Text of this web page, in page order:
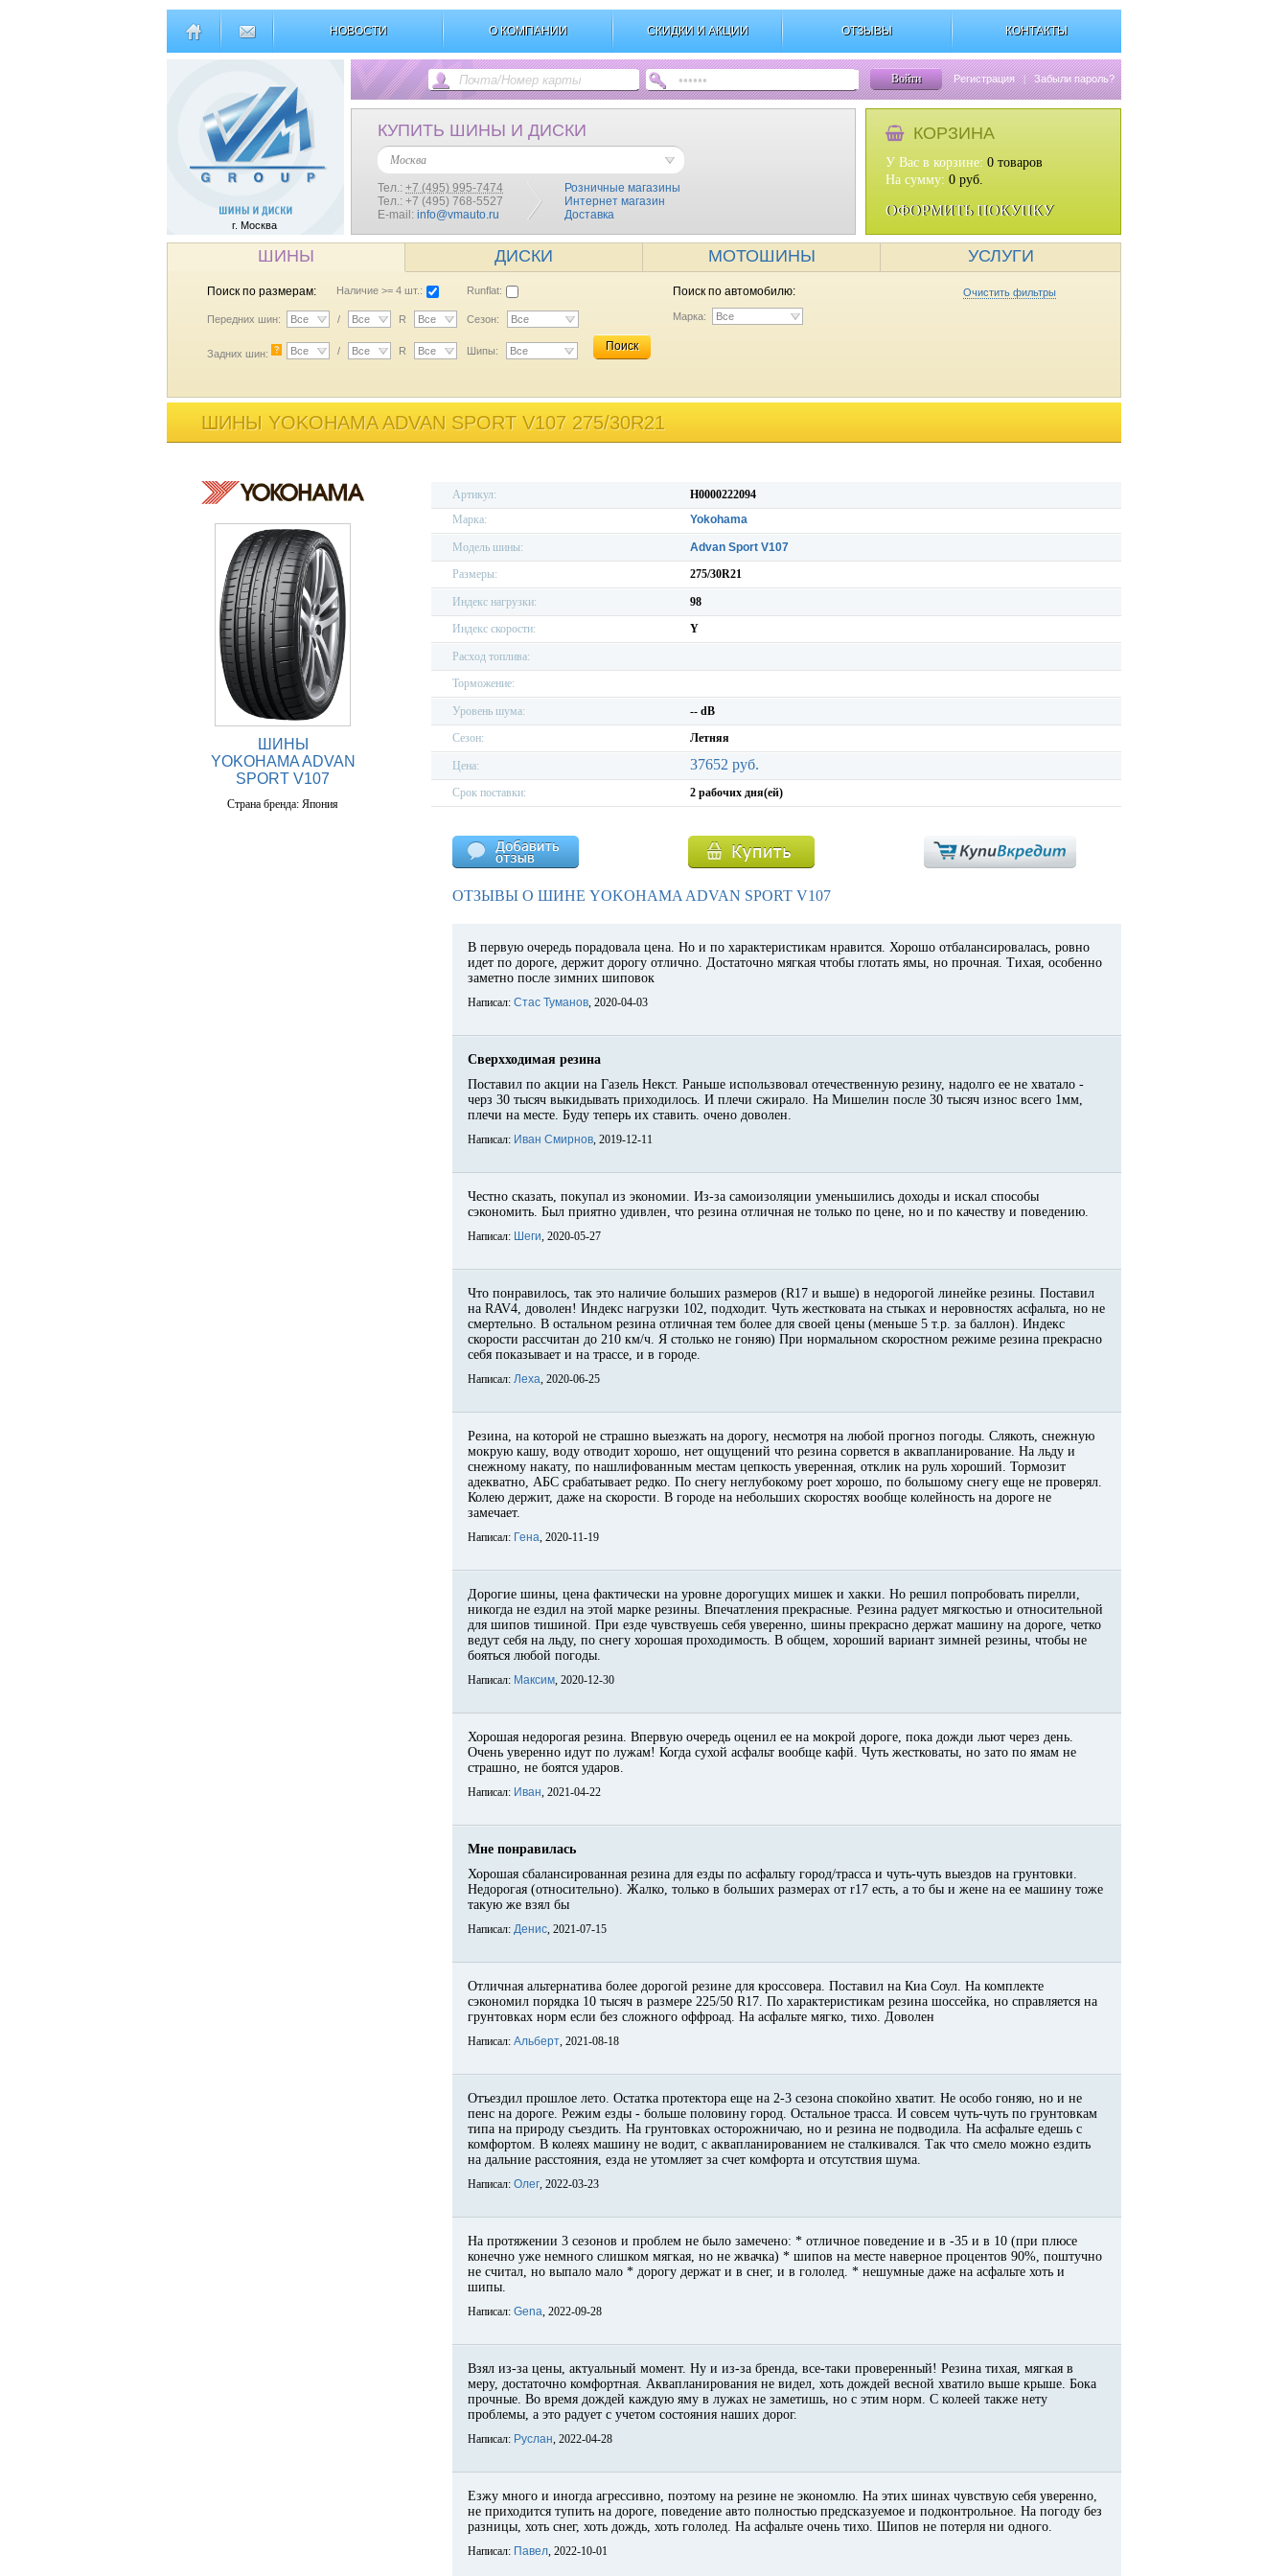
НОВОСТИ О КОМПАНИИ СКИДКИ И АКЦИИ ОТЗЫВЫ КОНТАКТЫ
г. Москва
Войти Регистрация | Забыли пароль?
КУПИТЬ ШИНЫ И ДИСКИ
Москва
Тел.: +7 (495) 995-7474
Тел.: +7 (495) 768-5527
E-mail: info@vmauto.ru
Розничные магазины
Интернет магазин
Доставка
КОРЗИНА
У Вас в корзине: 0 товаров
На сумму: 0 руб.
ОФОРМИТЬ ПОКУПКУ
ШИНЫ ДИСКИ МОТОШИНЫ УСЛУГИ
Поиск по размерам: Наличие >= 4 шт.: Runflat:
Передних шин: Все / Все R Все Сезон: Все
Задних шин: ? Все / Все R Все Шипы: Все Поиск
Поиск по автомобилю: Очистить фильтры
Марка: Все
ШИНЫ YOKOHAMA ADVAN SPORT V107 275/30R21
ШИНЫ
YOKOHAMA ADVAN
SPORT V107
Страна бренда: Япония
Артикул:
H0000222094
Марка:
Yokohama
Модель шины:
Advan Sport V107
Размеры:
275/30R21
Индекс нагрузки:
98
Индекс скорости:
Y
Расход топлива:
Торможение:
Уровень шума:
-- dB
Сезон:
Летняя
Цена: 37652 руб.
Срок поставки: 2 рабочих дня(ей)
ОТЗЫВЫ О ШИНЕ YOKOHAMA ADVAN SPORT V107
В первую очередь порадовала цена. Но и по характеристикам нравится. Хорошо отбалансировалась, ровно
идет по дороге, держит дорогу отлично. Достаточно мягкая чтобы глотать ямы, но прочная. Тихая, особенно
заметно после зимних шиповок
Написал: Стас Туманов, 2020-04-03
Сверхходимая резина
Поставил по акции на Газель Некст. Раньше использвовал отечественную резину, надолго ее не хватало -
черз 30 тысяч выкидывать приходилось. И плечи сжирало. На Мишелин после 30 тысяч износ всего 1мм,
плечи на месте. Буду теперь их ставить. очено доволен.
Написал: Иван Смирнов, 2019-12-11
Честно сказать, покупал из экономии. Из-за самоизоляции уменьшились доходы и искал способы
сэкономить. Был приятно удивлен, что резина отличная не только по цене, но и по качеству и поведению.
Написал: Шеги, 2020-05-27
Что понравилось, так это наличие больших размеров (R17 и выше) в недорогой линейке резины. Поставил
на RAV4, доволен! Индекс нагрузки 102, подходит. Чуть жестковата на стыках и неровностях асфальта, но не
смертельно. В остальном резина отличная тем более для своей цены (меньше 5 т.р. за баллон). Индекс
скорости рассчитан до 210 км/ч. Я столько не гоняю) При нормальном скоростном режиме резина прекрасно
себя показывает и на трассе, и в городе.
Написал: Леха, 2020-06-25
Резина, на которой не страшно выезжать на дорогу, несмотря на любой прогноз погоды. Слякоть, снежную
мокрую кашу, воду отводит хорошо, нет ощущений что резина сорвется в аквапланирование. На льду и
снежному накату, по нашлифованным местам цепкость уверенная, отклик на руль хороший. Тормозит
адекватно, АБС срабатывает редко. По снегу неглубокому роет хорошо, по большому снегу еще не проверял.
Колею держит, даже на скорости. В городе на небольших скоростях вообще колейность на дороге не
замечает.
Написал: Гена, 2020-11-19
Дорогие шины, цена фактически на уровне дорогущих мишек и хакки. Но решил попробовать пирелли,
никогда не ездил на этой марке резины. Впечатления прекрасные. Резина радует мягкостью и относительной
для шипов тишиной. При езде чувствуешь себя уверенно, шины прекрасно держат машину на дороге, четко
ведут себя на льду, по снегу хорошая проходимость. В общем, хороший вариант зимней резины, чтобы не
бояться любой погоды.
Написал: Максим, 2020-12-30
Хорошая недорогая резина. Впервую очередь оценил ее на мокрой дороге, пока дожди льют через день.
Очень уверенно идут по лужам! Когда сухой асфальт вообще кафй. Чуть жестковаты, но зато по ямам не
страшно, не боятся ударов.
Написал: Иван, 2021-04-22
Мне понравилась
Хорошая сбалансированная резина для езды по асфальту город/трасса и чуть-чуть выездов на грунтовки.
Недорогая (относительно). Жалко, только в больших размерах от r17 есть, а то бы и жене на ее машину тоже
такую же взял бы
Написал: Денис, 2021-07-15
Отличная альтернатива более дорогой резине для кроссовера. Поставил на Киа Соул. На комплекте
сэкономил порядка 10 тысяч в размере 225/50 R17. По характеристикам резина шоссейка, но справляется на
грунтовках норм если без сложного оффроад. На асфальте мягко, тихо. Доволен
Написал: Альберт, 2021-08-18
Отъездил прошлое лето. Остатка протектора еще на 2-3 сезона спокойно хватит. Не особо гоняю, но и не
пенс на дороге. Режим езды - больше половину город. Остальное трасса. И совсем чуть-чуть по грунтовкам
типа на природу съездить. На грунтовках осторожничаю, но и резина не подводила. На асфальте едешь с
комфортом. В колеях машину не водит, с аквапланированием не сталкивался. Так что смело можно ездить
на дальние расстояния, езда не утомляет за счет комфорта и отсутствия шума.
Написал: Олег, 2022-03-23
На протяжении 3 сезонов и проблем не было замечено: * отличное поведение и в -35 и в 10 (при плюсе
конечно уже немного слишком мягкая, но не жвачка) * шипов на месте наверное процентов 90%, поштучно
не считал, но выпало мало * дорогу держат и в снег, и в гололед. * нешумные даже на асфальте хоть и
шипы.
Написал: Gena, 2022-09-28
Взял из-за цены, актуальный момент. Ну и из-за бренда, все-таки проверенный! Резина тихая, мягкая в
меру, достаточно комфортная. Аквапланирования не видел, хоть дождей весной хватило выше крыше. Бока
прочные. Во время дождей каждую яму в лужах не заметишь, но с этим норм. С колеей также нету
проблемы, а это радует с учетом состояния наших дорог.
Написал: Руслан, 2022-04-28
Езжу много и иногда агрессивно, поэтому на резине не экономлю. На этих шинах чувствую себя уверенно,
не приходится тупить на дороге, поведение авто полностью предсказуемое и подконтрольное. На погоду без
разницы, хоть снег, хоть дождь, хоть гололед. На асфальте очень тихо. Шипов не потерля ни одного.
Написал: Павел, 2022-10-01